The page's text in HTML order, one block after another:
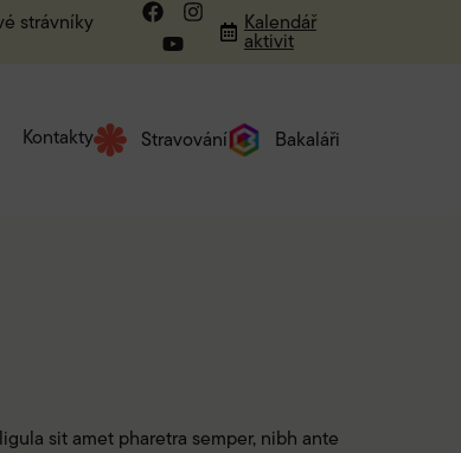
strávníky Kalendář
aktivit
Kontakty Stravování Bakaláři
sit amet pharetra semper, nibh ante